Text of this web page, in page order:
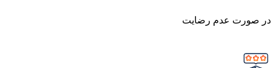
در صورت عدم رضایت